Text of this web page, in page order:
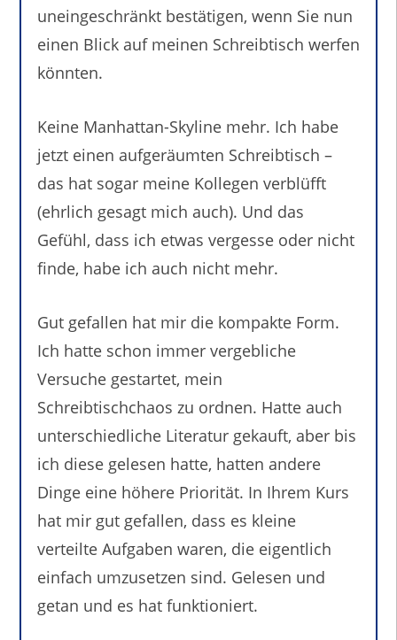
uneingeschränkt bestätigen, wenn Sie nun
einen Blick auf meinen Schreibtisch werfen
könnten.
Keine Manhattan-Skyline mehr. Ich habe
jetzt einen aufgeräumten Schreibtisch –
das hat sogar meine Kollegen verblüfft
(ehrlich gesagt mich auch). Und das
Gefühl, dass ich etwas vergesse oder nicht
finde, habe ich auch nicht mehr.
Gut gefallen hat mir die kompakte Form.
Ich hatte schon immer vergebliche
Versuche gestartet, mein
Schreibtischchaos zu ordnen. Hatte auch
unterschiedliche Literatur gekauft, aber bis
ich diese gelesen hatte, hatten andere
Dinge eine höhere Priorität. In Ihrem Kurs
hat mir gut gefallen, dass es kleine
verteilte Aufgaben waren, die eigentlich
einfach umzusetzen sind. Gelesen und
getan und es hat funktioniert.